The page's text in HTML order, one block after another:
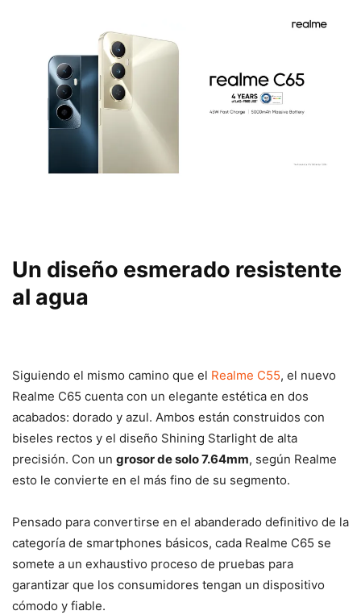
Un diseño esmerado resistente
al agua
Siguiendo el mismo camino que el Realme C55, el nuevo
Realme C65 cuenta con un elegante estética en dos
acabados: dorado y azul. Ambos están construidos con
biseles rectos y el diseño Shining Starlight de alta
precisión. Con un grosor de solo 7.64mm, según Realme
esto le convierte en el más fino de su segmento.
Pensado para convertirse en el abanderado definitivo de la
categoría de smartphones básicos, cada Realme C65 se
somete a un exhaustivo proceso de pruebas para
garantizar que los consumidores tengan un dispositivo
cómodo y fiable.